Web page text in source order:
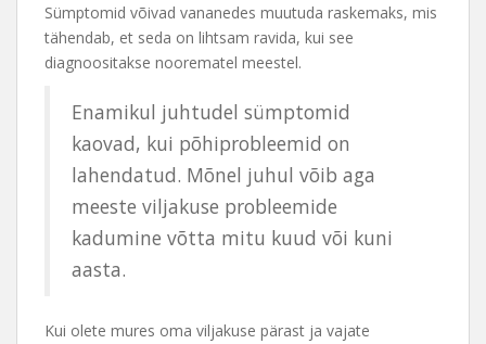
Sümptomid võivad vananedes muutuda raskemaks, mis
tähendab, et seda on lihtsam ravida, kui see
diagnoositakse noorematel meestel.
Enamikul juhtudel sümptomid
kaovad, kui põhiprobleemid on
lahendatud. Mõnel juhul võib aga
meeste viljakuse probleemide
kadumine võtta mitu kuud või kuni
aasta.
Kui olete mures oma viljakuse pärast ja vajate